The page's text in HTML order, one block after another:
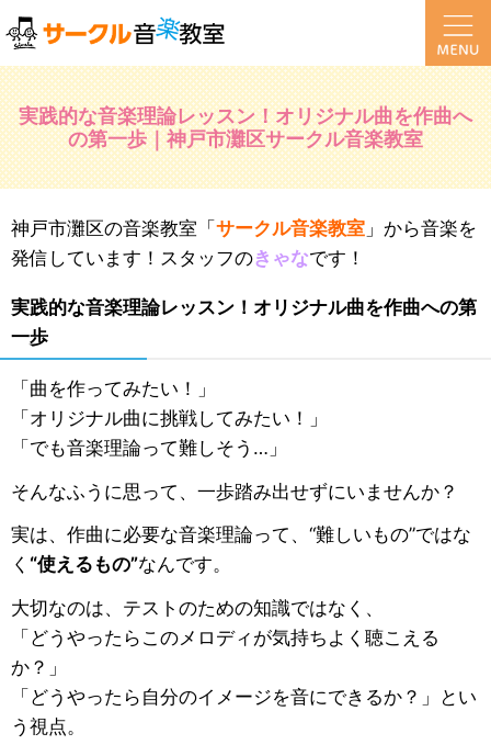
実践的な音楽理論レッスン！オリジナル曲を作曲へ
の第一歩｜神戸市灘区サークル音楽教室
神戸市灘区の音楽教室「 サークル音楽教室 」から音楽を
発信しています！スタッフのきゃなです！
実践的な音楽理論レッスン！オリジナル曲を作曲への第
一歩
「曲を作ってみたい！」
「オリジナル曲に挑戦してみたい！」
「でも音楽理論って難しそう…」
そんなふうに思って、一歩踏み出せずにいませんか？
実は、作曲に必要な音楽理論って、“難しいもの”ではな
く “使えるもの”なんです。
大切なのは、テストのための知識ではなく、
「どうやったらこのメロディが気持ちよく聴こえる
か？」
「どうやったら自分のイメージを音にできるか？」とい
う視点。